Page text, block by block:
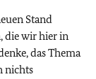
Stand
die wir hier in
das Thema
nichts